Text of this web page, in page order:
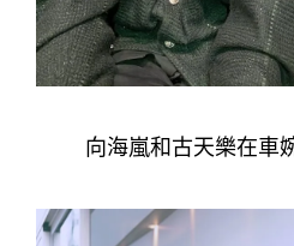
向海嵐和古天樂在車